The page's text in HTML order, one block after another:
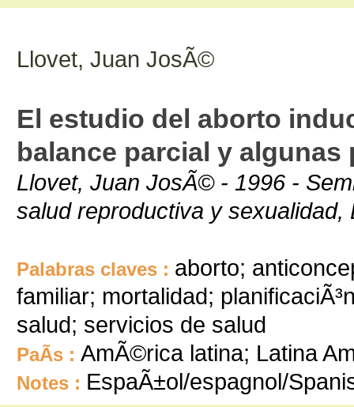
Llovet, Juan JosÃ©
El estudio del aborto
balance parcial y
Llovet, Juan JosÃ© - 1996 -
salud reproductiva y
Palabras claves : aborto;
familiar; mortalidad;
salud; servicios de salud
PaÃ­s : AmÃ©rica latina; Latina
Notes : EspaÃ±ol/espagnol/